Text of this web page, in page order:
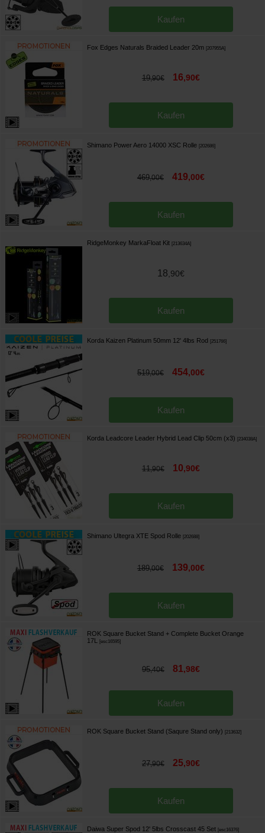
Kaufen
Fox Edges Naturals Braided Leader 20m 207955A]
19,90€ 16,90€
Kaufen
Shimano Power Aero 14000 XSC Rolle 202686]
469,00€ 419,00€
Kaufen
RidgeMonkey MarkaFloat Kit 213634A]
18 90€
Kaufen
Korda Kaizen Platinum 50mm 12' 4lbs Rod 251766]
519,00€ 454,00€
Kaufen
Korda Leadcore Leader Hybrid Lead Clip 50cm (x3) 234038A]
11,90€ 10,90€
Kaufen
Shimano Ultegra XTE Spod Rolle 202688]
189,00€ 139,00€
Kaufen
ROK Square Bucket Stand + Complete Bucket Orange
17L
[esc16595]
95,40€ 81,98€
Kaufen
ROK Square Bucket Stand (Saqure Stand only) 213632]
27,90€ 25,90€
Kaufen
Daiwa Super Spod 12' 5lbs Crosscast 45 Set [esc16376]